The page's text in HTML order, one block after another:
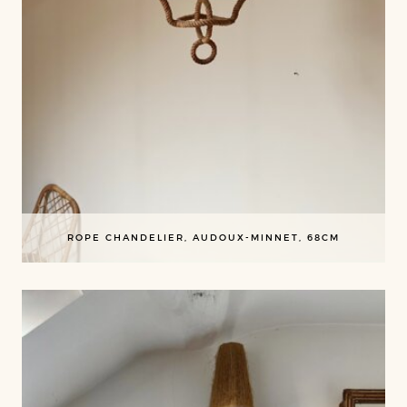
ROPE CHANDELIER, AUDOUX-MINNET, 68CM